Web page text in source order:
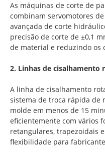
As máquinas de corte de
combinam servomotores
avançada de corte
precisão de corte de ±0,1
de material e reduzindo os
2. Linhas de cisalhamento
A linha de cisalhamento
sistema de troca rápida de
molde em menos de 15
eficientemente com vários
retangulares, trapezoidais
flexibilidade para